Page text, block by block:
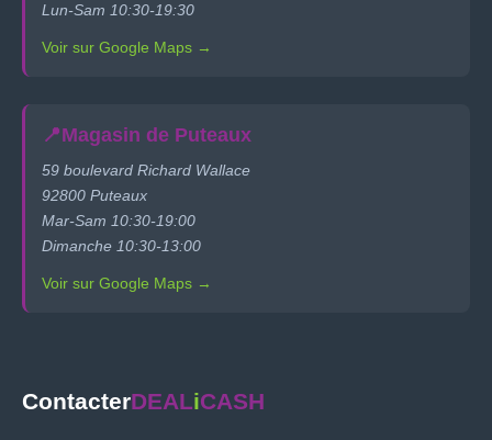
Lun-Sam 10:30-19:30
Voir sur Google Maps →
📍Magasin de Puteaux
59 boulevard Richard Wallace
92800 Puteaux
Mar-Sam 10:30-19:00
Dimanche 10:30-13:00
Voir sur Google Maps →
ContacterDEALiCASH